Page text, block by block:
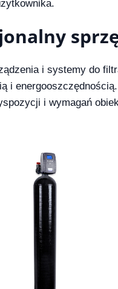
i systemy do
i
i wymagań